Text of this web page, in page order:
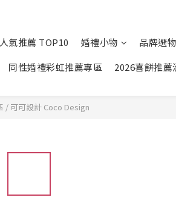
人氣推薦 TOP10 婚禮小物 品牌選物
同性婚禮彩虹推薦專區 2026喜餅推薦
/ 可可設計 Coco Design